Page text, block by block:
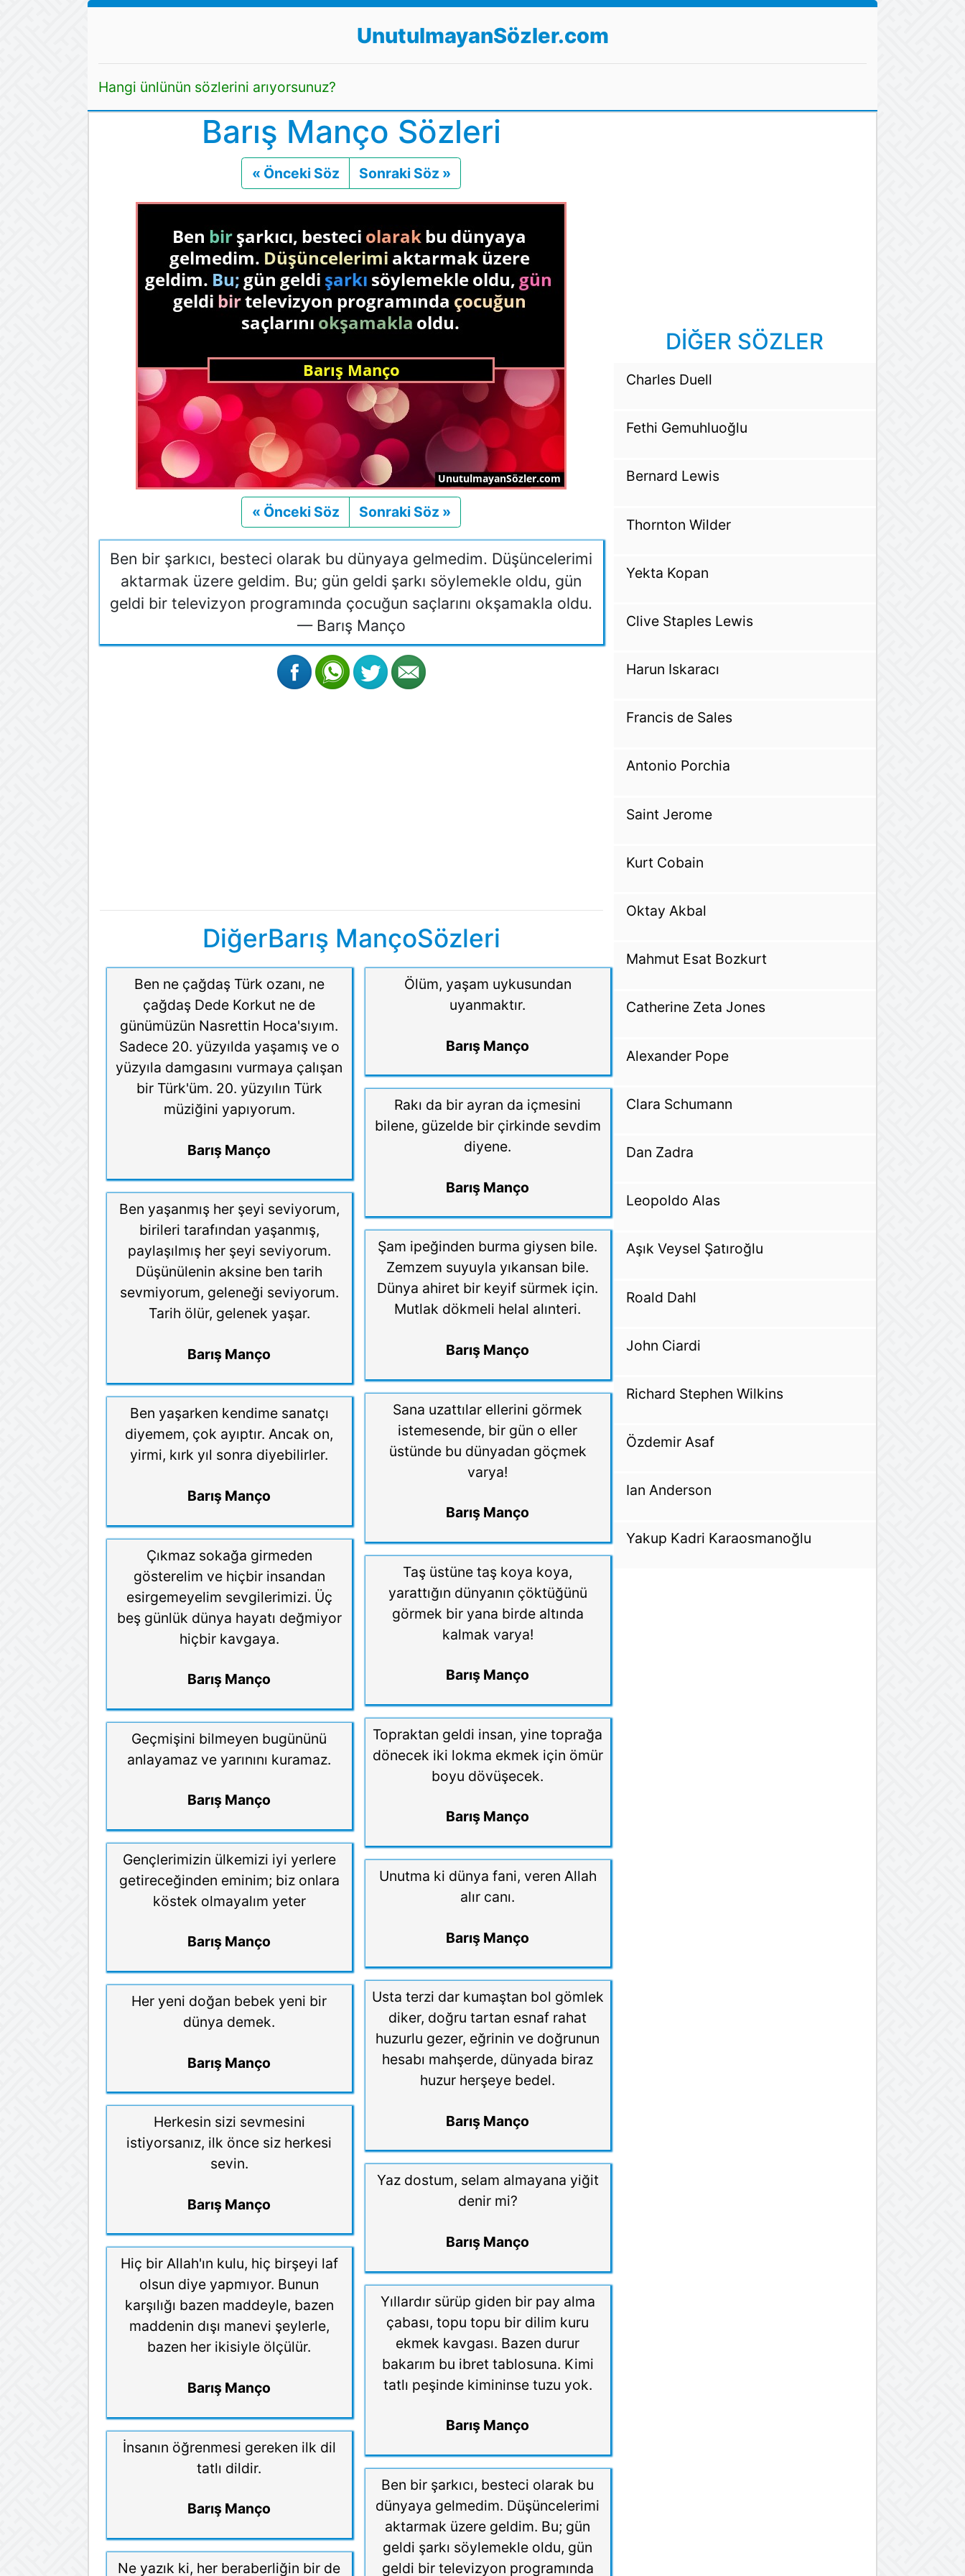
UnutulmayanSözler.com
Hangi ünlünün sözlerini arıyorsunuz?
Barış Manço Sözleri
« Önceki Söz Önceki
Sonraki Söz »
« Önceki Söz Önceki
Sonraki Söz »
Ben bir şarkıcı, besteci olarak bu dünyaya gelmedim. Düşüncelerimi
aktarmak üzere geldim. Bu; gün geldi şarkı söylemekle oldu, gün
geldi bir televizyon programında çocuğun saçlarını okşamakla oldu.
— Barış Manço
DiğerBarış MançoSözleri
Ben ne çağdaş Türk ozanı, ne
çağdaş Dede Korkut ne de
günümüzün Nasrettin Hoca'sıyım.
Sadece 20. yüzyılda yaşamış ve o
yüzyıla damgasını vurmaya çalışan
bir Türk'üm. 20. yüzyılın Türk
müziğini yapıyorum.
Barış Manço
Ben yaşanmış her şeyi seviyorum,
birileri tarafından yaşanmış,
paylaşılmış her şeyi seviyorum.
Düşünülenin aksine ben tarih
sevmiyorum, geleneği seviyorum.
Tarih ölür, gelenek yaşar.
Barış Manço
Ben yaşarken kendime sanatçı
diyemem, çok ayıptır. Ancak on,
yirmi, kırk yıl sonra diyebilirler.
Barış Manço
Çıkmaz sokağa girmeden
gösterelim ve hiçbir insandan
esirgemeyelim sevgilerimizi. Üç
beş günlük dünya hayatı değmiyor
hiçbir kavgaya.
Barış Manço
Geçmişini bilmeyen bugününü
anlayamaz ve yarınını kuramaz.
Barış Manço
Gençlerimizin ülkemizi iyi yerlere
getireceğinden eminim; biz onlara
köstek olmayalım yeter
Barış Manço
Her yeni doğan bebek yeni bir
dünya demek.
Barış Manço
Herkesin sizi sevmesini
istiyorsanız, ilk önce siz herkesi
sevin.
Barış Manço
Hiç bir Allah'ın kulu, hiç birşeyi laf
olsun diye yapmıyor. Bunun
karşılığı bazen maddeyle, bazen
maddenin dışı manevi şeylerle,
bazen her ikisiyle ölçülür.
Barış Manço
İnsanın öğrenmesi gereken ilk dil
tatlı dildir.
Barış Manço
Ne yazık ki, her beraberliğin bir de
Ölüm, yaşam uykusundan
uyanmaktır.
Barış Manço
Rakı da bir ayran da içmesini
bilene, güzelde bir çirkinde sevdim
diyene.
Barış Manço
Şam ipeğinden burma giysen bile.
Zemzem suyuyla yıkansan bile.
Dünya ahiret bir keyif sürmek için.
Mutlak dökmeli helal alınteri.
Barış Manço
Sana uzattılar ellerini görmek
istemesende, bir gün o eller
üstünde bu dünyadan göçmek
varya!
Barış Manço
Taş üstüne taş koya koya,
yarattığın dünyanın çöktüğünü
görmek bir yana birde altında
kalmak varya!
Barış Manço
Topraktan geldi insan, yine toprağa
dönecek iki lokma ekmek için ömür
boyu dövüşecek.
Barış Manço
Unutma ki dünya fani, veren Allah
alır canı.
Barış Manço
Usta terzi dar kumaştan bol gömlek
diker, doğru tartan esnaf rahat
huzurlu gezer, eğrinin ve doğrunun
hesabı mahşerde, dünyada biraz
huzur herşeye bedel.
Barış Manço
Yaz dostum, selam almayana yiğit
denir mi?
Barış Manço
Yıllardır sürüp giden bir pay alma
çabası, topu topu bir dilim kuru
ekmek kavgası. Bazen durur
bakarım bu ibret tablosuna. Kimi
tatlı peşinde kimininse tuzu yok.
Barış Manço
Ben bir şarkıcı, besteci olarak bu
dünyaya gelmedim. Düşüncelerimi
aktarmak üzere geldim. Bu; gün
geldi şarkı söylemekle oldu, gün
geldi bir televizyon programında
DİĞER SÖZLER
Charles Duell
Fethi Gemuhluoğlu
Bernard Lewis
Thornton Wilder
Yekta Kopan
Clive Staples Lewis
Harun Iskaracı
Francis de Sales
Antonio Porchia
Saint Jerome
Kurt Cobain
Oktay Akbal
Mahmut Esat Bozkurt
Catherine Zeta Jones
Alexander Pope
Clara Schumann
Dan Zadra
Leopoldo Alas
Aşık Veysel Şatıroğlu
Roald Dahl
John Ciardi
Richard Stephen Wilkins
Özdemir Asaf
Ian Anderson
Yakup Kadri Karaosmanoğlu